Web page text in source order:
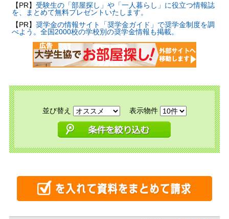
【PR】 受験生の「部屋探し」や「一人暮らし」に役立つ情報誌
を、まとめて無料プレゼントいたします。
【PR】 奨学金の情報サイト「奨学金ガイド」で奨学金制度を調
べよう。全国2000校の学校別の奨学金情報も掲載。
並び替え 表示物件